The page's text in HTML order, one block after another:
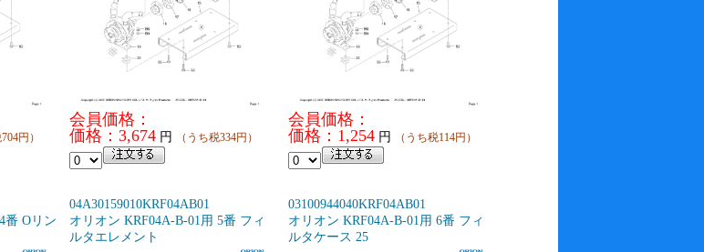
円）
会員価格：
価格：3,674 円 （うち税334円）
会員価格：
価格：1,254 円 （うち税114円）
番 Oリン
04A30159010KRF04AB01
オリオン KRF04A-B-01用 5番 フィ
ルタエレメント
03100944040KRF04AB01
オリオン KRF04A-B-01用 6番 フィ
ルタケース 25